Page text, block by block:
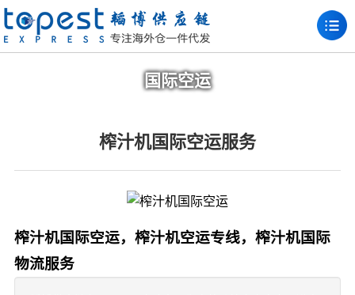
国际空运
榨汁机国际空运服务
榨汁机国际空运，榨汁机空运专线，榨汁机国际
物流服务